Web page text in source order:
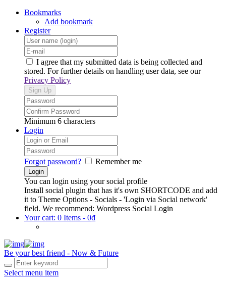
Bookmarks
Add bookmark
Register
I agree that my submitted data is being collected and
stored. For further details on handling user data, see our
Privacy Policy
Minimum 6 characters
Login
Forgot password? Remember me
You can login using your social profile
Install social plugin that has it's own SHORTCODE and add
it to Theme Options - Socials - 'Login via Social network'
field. We recommend: Wordpress Social Login
Your cart: 0 Items - 0₫
Be your best friend - Now & Future
Select menu item